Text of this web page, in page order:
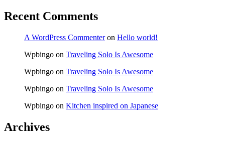
Recent Comments
A WordPress Commenteron Hello world!
Wpbingo on Traveling Solo Is Awesome
Wpbingo on Traveling Solo Is Awesome
Wpbingo on Traveling Solo Is Awesome
Wpbingo on Kitchen inspired on Japanese
Archives